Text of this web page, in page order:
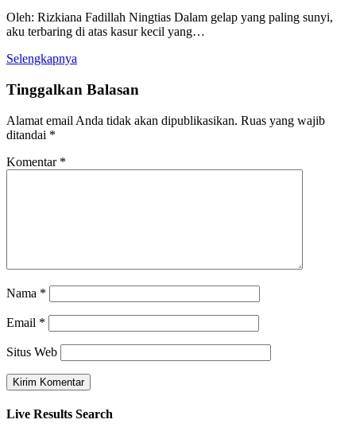
Oleh: Rizkiana Fadillah Ningtias Dalam gelap yang paling sunyi,
aku terbaring di atas kasur kecil yang…
Selengkapnya
Tinggalkan Balasan
Alamat email Anda tidak akan dipublikasikan. Ruas yang wajib
ditandai *
Komentar *
Nama *
Email *
Situs Web
Live Results Search